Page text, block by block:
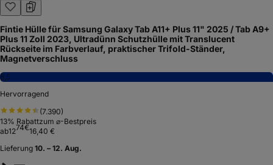
Fintie Hülle für Samsung Galaxy Tab A11+ Plus 11" 2025 / Tab A9+
Plus 11 Zoll 2023, Ultradünn Schutzhülle mit Translucent
Rückseite im Farbverlauf, praktischer Trifold-Ständer,
Magnetverschluss
8,5
Hervorragend
(7.390)
13% Rabattzum ⌀-Bestpreis
ab1274€16,40 €
Lieferung 10. – 12. Aug.